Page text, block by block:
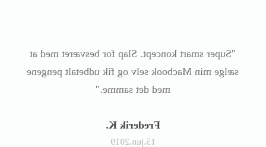
"Super smart koncept. Slap for besværet med at
sælge min Macbook selv og fik udbetalt pengene
med det samme."
Frederik K.
15.jun.2019